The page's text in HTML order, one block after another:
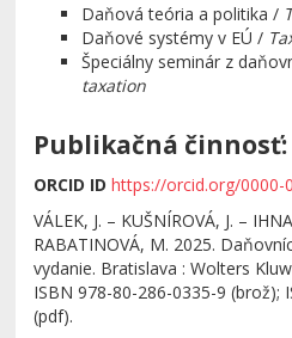
Daňová teória a politika /
Daňové systémy v EÚ /
Špeciálny seminár z
taxation
Publikačná činnosť:
ORCID IDhttps://orcid.org/0000-
VÁLEK, J. – KUŠNÍROVÁ, J. –
RABATINOVÁ, M. 2025.
vydanie. Bratislava : Wolters
ISBN 978-80-286-0335-9 (brož);
(pdf).